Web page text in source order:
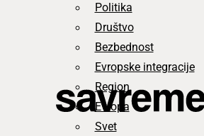
Politika
Društvo
Bezbednost
Evropske integracije
Region
Evropa
Svet